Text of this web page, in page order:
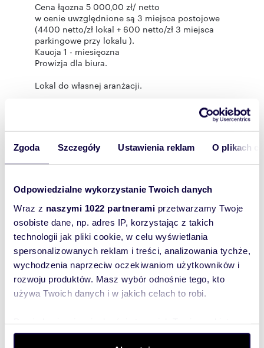
Zgoda Szczegóły Ustawienia reklam O plikach
Odpowiedzialne wykorzystanie Twoich danych
Wraz z naszymi 1022 partnerami przetwarzamy Twoje
osobiste dane, np. adres IP, korzystając z takich
technologii jak pliki cookie, w celu wyświetlania
spersonalizowanych reklam i treści, analizowania tychże,
wychodzenia naprzeciw oczekiwaniom użytkowników i
rozwoju produktów. Masz wybór odnośnie tego, kto
używa Twoich danych i w jakich celach to robi.
dane są przetwarzane oraz ustaw własne preferencje w
Cena łączna 5 000,00 zł/ netto
w cenie uwzględnione są 3 miejsca postojowe
(4400 netto/zł lokal + 600 netto/zł 3 miejsca
parkingowe przy lokalu ).
Kaucja 1 - miesięczna
Prowizja dla biura.
Lokal do własnej aranżacji.
tel.518 706 538
::DODATKOWE INFORMACJE
Rodzaj budynku: blok
Dozór budynku: monitoring
Woda: pompa
Otoczenie: osiedle
Ogrzewanie: podłogowe
Internet: TAK
Komunikacja publ.: autobus
Winda: NIE
Możliwość parkowania: tak
Naziemn. miejsc parking.: 3
Położenie lokalu: ulica osiedlowa
Witryna wystawowa: od ulicy
Liczba wejść: 2
Min. okres naj. (mies.): 12
Opłaty w czynszu: wywóz śmieci, woda, fundusz